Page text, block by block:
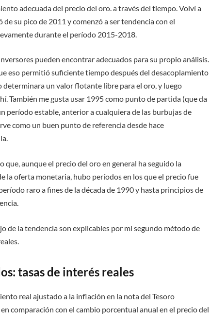
adecuada del precio del oro. a través del tiempo. Volví a
su pico de 2011 y comenzó a ser tendencia con el
durante el período 2015-2018.
pueden encontrar adecuados para su propio análisis.
eso permitió suficiente tiempo después del desacoplamiento
determinara un valor flotante libre para el oro, y luego
También me gusta usar 1995 como punto de partida (que da
período estable, anterior a cualquiera de las burbujas de
como un buen punto de referencia desde hace
que, aunque el precio del oro en general ha seguido la
la oferta monetaria, hubo períodos en los que el precio fue
raro a fines de la década de 1990 y hasta principios de
de la tendencia son explicables por mi segundo método de
tasas de interés reales
real ajustado a la inflación en la nota del Tesoro
comparación con el cambio porcentual anual en el precio del